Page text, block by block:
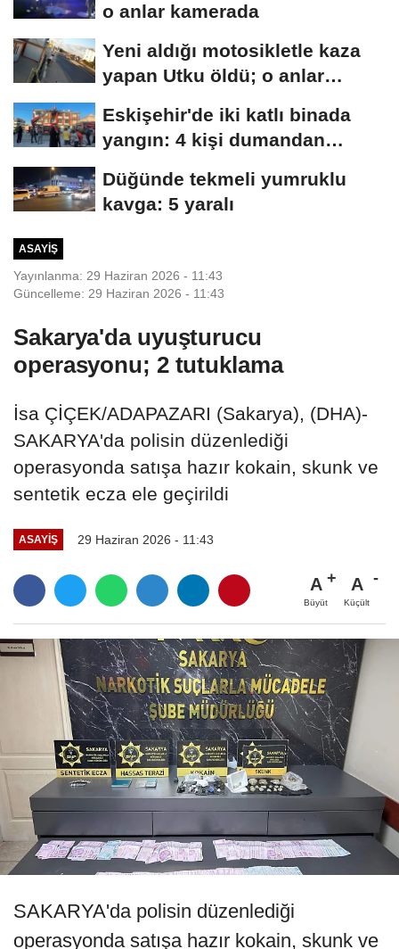
o anlar kamerada
Yeni aldığı motosikletle kaza
yapan Utku öldü; o anlar
Eskişehir'de iki katlı binada
yangın: 4 kişi dumandan
Düğünde tekmeli yumruklu
kavga: 5 yaralı
ASAYIŞ
Yayınlanma: 29 Haziran 2026 - 11:43
Güncelleme: 29 Haziran 2026 - 11:43
Sakarya'da uyuşturucu
operasyonu; 2 tutuklama
İsa ÇİÇEK/ADAPAZARI (Sakarya), (DHA)-
SAKARYA'da polisin düzenlediği
operasyonda satışa hazır kokain, skunk ve
sentetik ecza ele geçirildi
ASAYIŞ 29 Haziran 2026 - 11:43
A
Büyüt
A
Küçült
SAKARYA'da polisin düzenlediği
operasyonda satışa hazır kokain, skunk ve